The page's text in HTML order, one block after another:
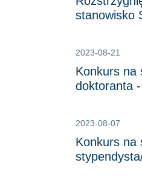
stanowisko
2023-08-21
Konkurs na
doktoranta
2023-08-07
Konkurs na